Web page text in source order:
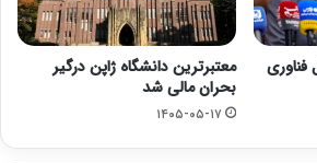
فناوری
معتبرترین دانشگاه ژاپن درگیر
بحران مالی شد
۱۴۰۵-۰۵-۱۷